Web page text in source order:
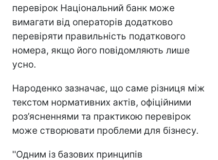
перевірок Національний банк може
вимагати від операторів додатково
перевіряти правильність податкового
номера, якщо його повідомляють лише
усно.
Народенко зазначає, що саме різниця між
текстом нормативних актів, офіційними
роз’ясненнями та практикою перевірок
може створювати проблеми для бізнесу.
''Одним із базових принципів